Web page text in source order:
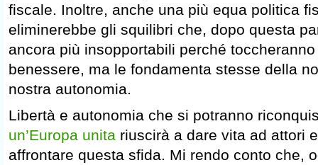
fiscale. Inoltre, anche una più equa politica
eliminerebbe gli squilibri che, dopo questa
ancora più insopportabili perché
benessere, ma le fondamenta stesse della
nostra autonomia.
Libertà e autonomia che si potranno
un’Europa unita riuscirà a dare vita ad attori
affrontare questa sfida. Mi rendo conto che,